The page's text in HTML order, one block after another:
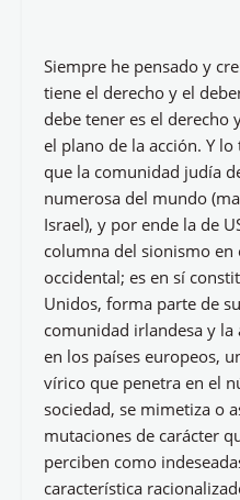
Siempre he pensado y
tiene el derecho y el
debe tener es el derecho
el plano de la acción. Y
que la comunidad judía
numerosa del mundo
Israel), y por ende la de
columna del sionismo
occidental; es en sí
Unidos, forma parte de
comunidad irlandesa y la
en los países europeos,
vírico que penetra en el
sociedad, se mimetiza o
mutaciones de carácter
perciben como
característica